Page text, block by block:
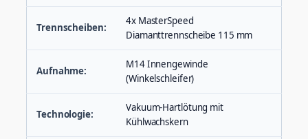
Trennscheiben:
4x MasterSpeed
Diamanttrennscheibe 115 mm
Aufnahme:
M14 Innengewinde
(Winkelschleifer)
Technologie:
Vakuum-Hartlötung mit
Kühlwachskern